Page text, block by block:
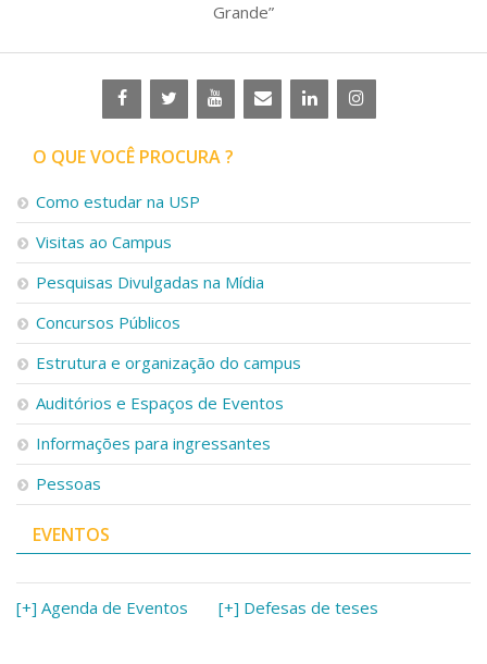
Grande”
O QUE VOCÊ PROCURA ?
Como estudar na USP
Visitas ao Campus
Pesquisas Divulgadas na Mídia
Concursos Públicos
Estrutura e organização do campus
Auditórios e Espaços de Eventos
Informações para ingressantes
Pessoas
EVENTOS
[+] Agenda de Eventos [+] Defesas de teses